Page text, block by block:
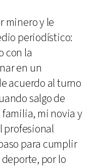
minero y le
periodístico:
con la
en un
acuerdo al turno
salgo de
mi novia y
profesional
para cumplir
por lo